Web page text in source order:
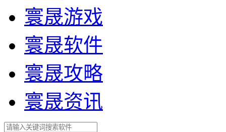
寰晟游戏
寰晟软件
寰晟攻略
寰晟资讯